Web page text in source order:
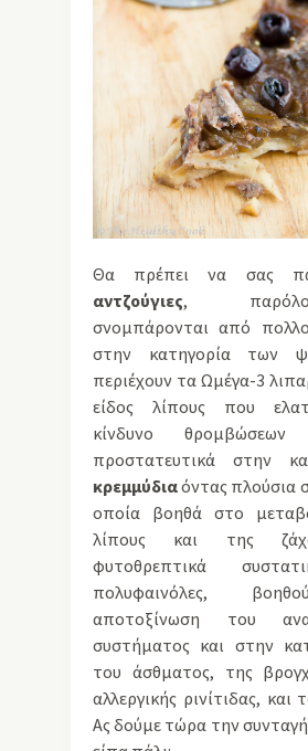
Θα πρέπει να σας
αντζούγιες,
σνομπάρονται από
στην κατηγορία των
περιέχουν τα Ωμέγα-3
είδος λίπους που
κίνδυνο
προστατευτικά στην
κρεμμύδιαόντας πλούσια
οποία βοηθά στο
λίπους και της
φυτοθρεπτικά
πολυφαινόλες,
αποτοξίνωση του
συστήματος και στην
του άσθματος, της
αλλεργικής ρινίτιδας, και
Ας δούμε τώρα την συνταγή